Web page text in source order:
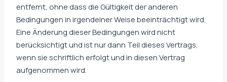
entfernt, ohne dass die Gültigkeit der anderen
Bedingungen in irgendeiner Weise beeinträchtigt wird.
Eine Änderung dieser Bedingungen wird nicht
berücksichtigt und ist nur dann Teil dieses Vertrags,
wenn sie schriftlich erfolgt und in diesen Vertrag
aufgenommen wird.